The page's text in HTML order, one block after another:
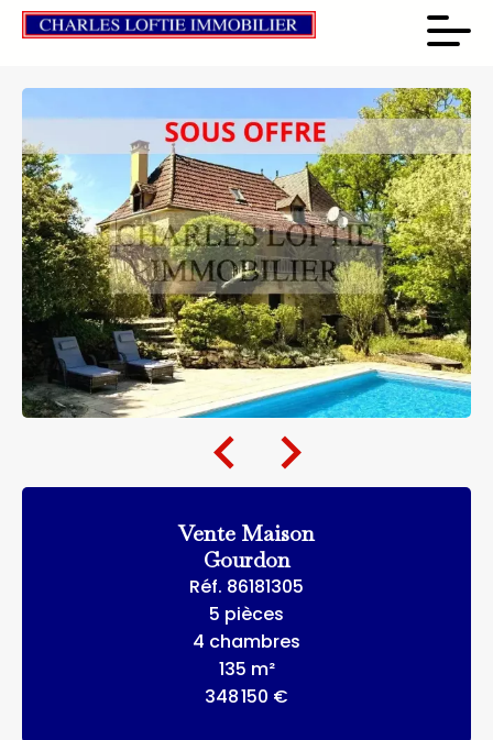
Vente Maison
Gourdon
Réf. 86181305
5 pièces
4 chambres
135 m²
348 150 €